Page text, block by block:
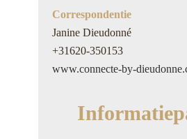
Correspondentie
Janine Dieudonné
+31620-350153
www.connecte-by-